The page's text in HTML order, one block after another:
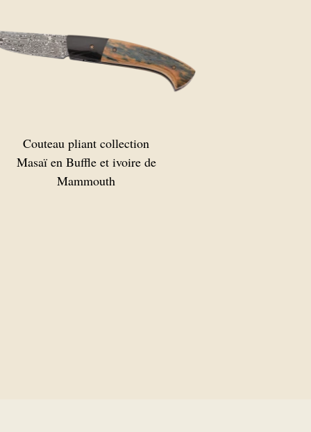
Couteau pliant collection
Masaï en Buffle et ivoire de
Mammouth